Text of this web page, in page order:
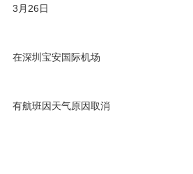
3月26日
在深圳宝安国际机场
有航班因天气原因取消